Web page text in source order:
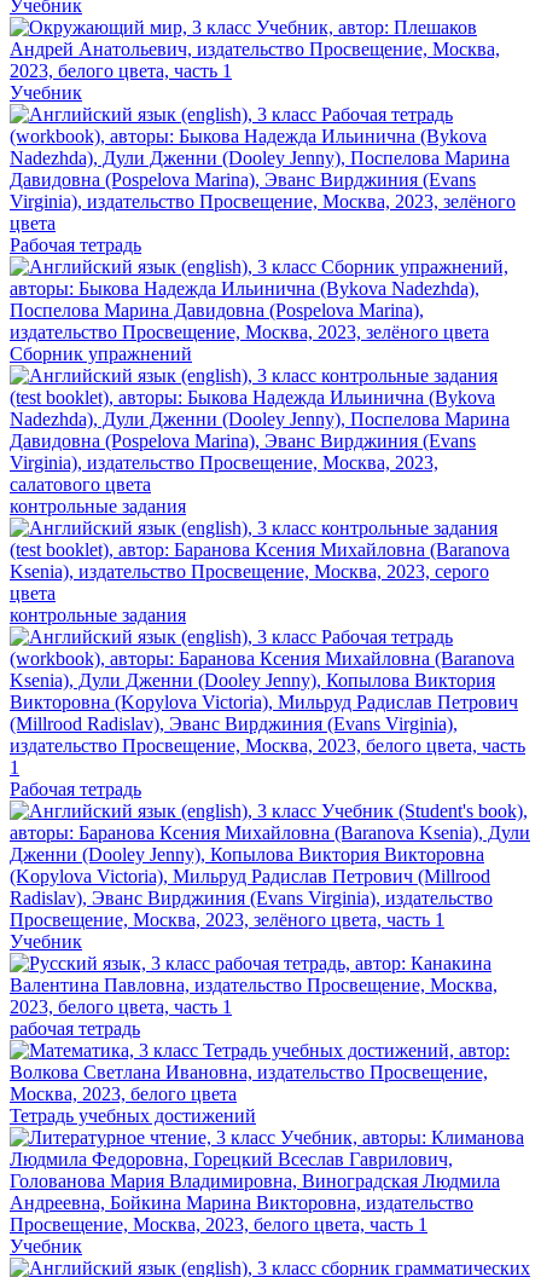
Учебник
Учебник
Рабочая тетрадь
Сборник упражнений
контрольные задания
контрольные задания
Рабочая тетрадь
Учебник
рабочая тетрадь
Тетрадь учебных достижений
Учебник